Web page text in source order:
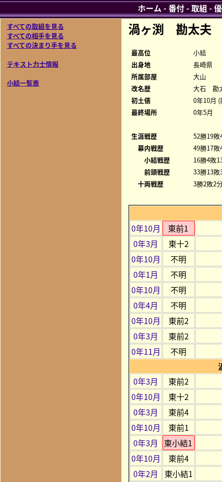
すべての取組を見る
すべての相手を見る
すべての決まり手を見る
テキスト力士情報
小結一覧表
渦ヶ渕 勘太夫
最高位
小結
出身地
長崎県
所属部屋
大山
改名歴
大石 勘
初土俵
0年10月 (
最終場所
0年5月
生涯戦歴
52勝19
幕内戦歴
49勝17
小結戦歴
16勝4敗
前頭戦歴
33勝13
十両戦歴
3勝2敗2
0年10月
東前1
0年3月
東十2
0年10月
不明
0年1月
不明
0年10月
不明
0年4月
不明
0年10月
東前2
0年3月
東前2
0年11月
不明
0年3月
東前2
0年10月
東十2
0年3月
東前4
0年10月
東前1
0年3月
東小結1
0年10月
東前4
0年2月
東小結1
ホーム -番付-取組 -